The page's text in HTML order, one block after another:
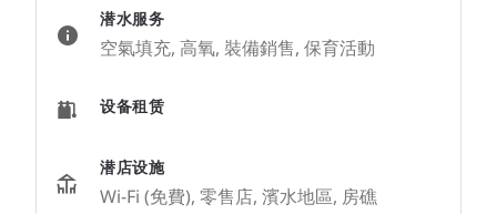
潜水服务
空氣填充, 高氧, 裝備銷售, 保育活動
设备租赁
潜店设施
Wi-Fi (免費), 零售店, 濱水地區, 房礁